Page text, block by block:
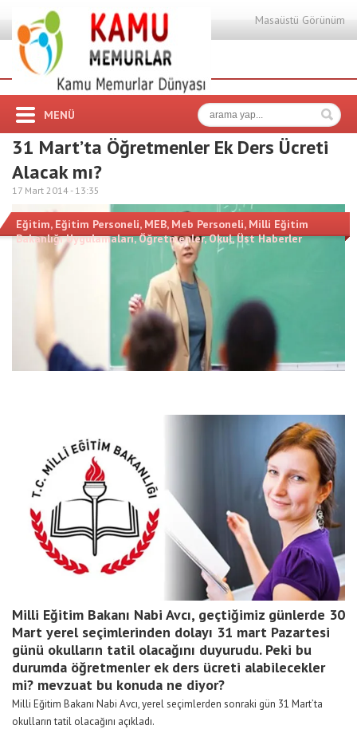
Masaüstü Görünüm
MENÜ
31 Mart’ta Öğretmenler Ek Ders Ücreti
Alacak mı?
17 Mart 2014 - 13:35
Eğitim, Eğitim Personeli, MEB, Meb Personeli, Milli Eğitim
Bakanlığı Uygulamaları,Öğretmenler,Okul,Üst Haberler
Milli Eğitim Bakanı Nabi Avcı, geçtiğimiz günlerde 30
Mart yerel seçimlerinden dolayı 31 mart Pazartesi
günü okulların tatil olacağını duyurudu. Peki bu
durumda öğretmenler ek ders ücreti alabilecekler
mi? mevzuat bu konuda ne diyor?
Milli Eğitim Bakanı Nabi Avcı, yerel seçimlerden sonraki gün 31 Mart’ta
okulların tatil olacağını açıkladı.